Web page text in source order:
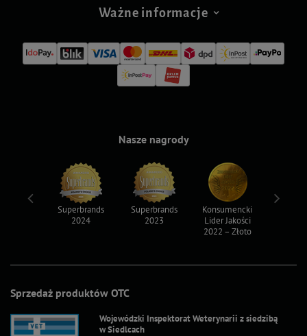
Ważne informacje
Sprzedaż produktów OTC
Wojewódzki Inspektorat Weterynarii z siedzibą
w Siedlcach
Nasze nagrody
Superbrands
2024
Superbrands
2023
Konsumencki
Lider Jakości
2022 – Złoto